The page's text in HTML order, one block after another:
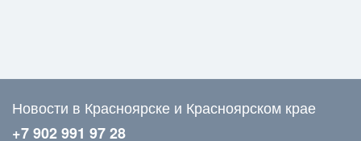
Новости в Красноярске и Красноярском крае
+7 902 991 97 28